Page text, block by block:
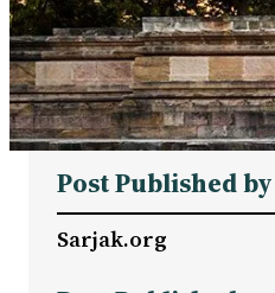
Post Published by
Sarjak.org